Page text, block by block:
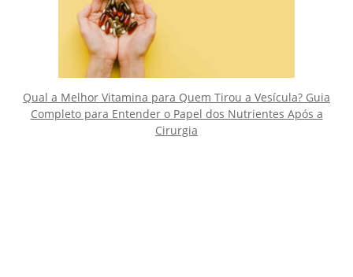
Qual a Melhor Vitamina para Quem Tirou a Vesícula? Guia
Completo para Entender o Papel dos Nutrientes Após a
Cirurgia